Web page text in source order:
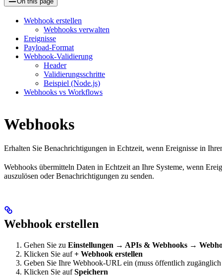
Webhook erstellen
Webhooks verwalten
Ereignisse
Payload-Format
Webhook-Validierung
Header
Validierungsschritte
Beispiel (Node.js)
Webhooks vs Workflows
Webhooks
Erhalten Sie Benachrichtigungen in Echtzeit, wenn Ereignisse in
Webhooks übermitteln Daten in Echtzeit an Ihre Systeme, wenn
auszulösen oder Benachrichtigungen zu senden.
Webhook erstellen
Gehen Sie zu Einstellungen → APIs & Webhooks →
Klicken Sie auf+ Webhook erstellen
Geben Sie Ihre Webhook-URL ein (muss öffentlich
Klicken Sie aufSpeichern